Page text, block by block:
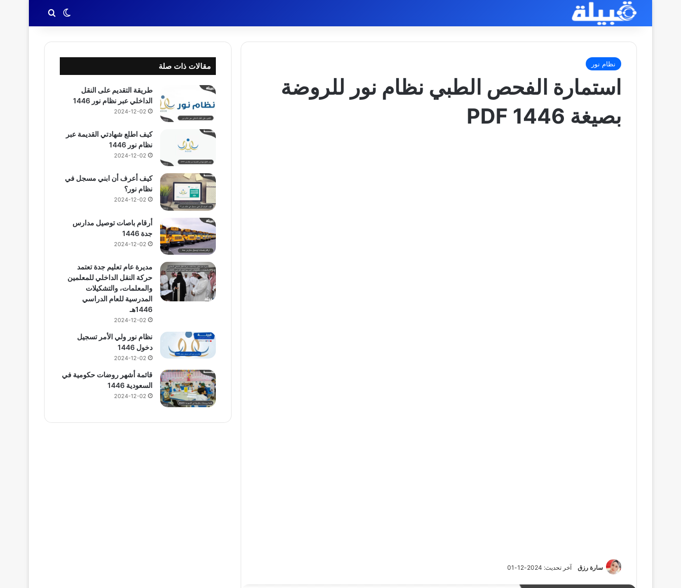
الوضع المظلم
بحث عن
نظام نور
استمارة الفحص الطبي نظام نور للروضة
بصيغة PDF 1446
سارة رزق آخر تحديث: 2024-12-01
مقالات ذات صلة
طريقة التقديم على النقل
الداخلي عبر نظام نور 1446
2024-12-02
كيف اطلع شهادتي القديمة عبر
نظام نور 1446
2024-12-02
كيف أعرف أن ابني مسجل في
نظام نور؟
2024-12-02
أرقام باصات توصيل مدارس
جدة 1446
2024-12-02
مديرة عام تعليم جدة تعتمد
حركة النقل الداخلي للمعلمين
والمعلمات، والتشكيلات
المدرسية للعام الدراسي
1446هـ
2024-12-02
نظام نور ولي الأمر تسجيل
دخول 1446
2024-12-02
قائمة أشهر روضات حكومية في
السعودية 1446
2024-12-02